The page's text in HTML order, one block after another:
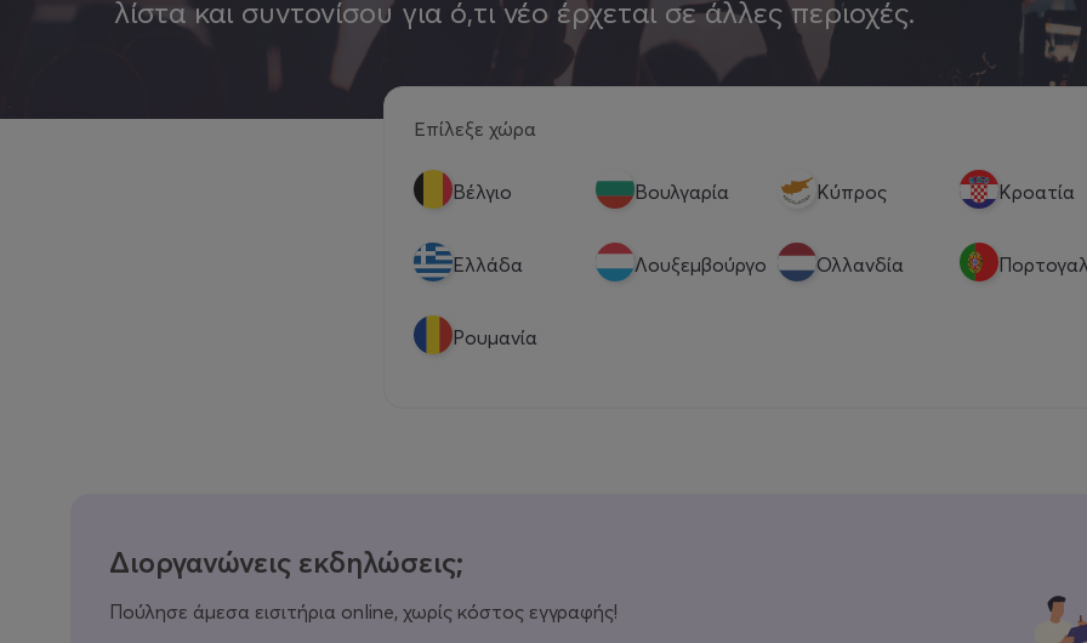
λίστα και συντονίσου για ό,τι νέο έρχεται σε άλλες περιοχές.
Επίλεξε χώρα
Βέλγιο Βουλγαρία Κύπρος Κροατία
Eλλάδα Λουξεμβούργο Ολλανδία
Ρουμανία
Διοργανώνεις εκδηλώσεις;
Πούλησε άμεσα εισιτήρια online, χωρίς κόστος εγγραφής!